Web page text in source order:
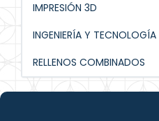
IMPRESIÓN 3D
INGENIERÍA Y TECNOLOGÍA
RELLENOS COMBINADOS